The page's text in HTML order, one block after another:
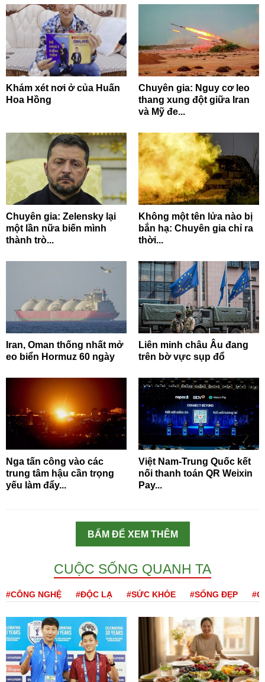
Khám xét nơi ở của Huấn
Hoa Hồng
Chuyên gia: Nguy cơ leo
thang xung đột giữa Iran
và Mỹ đe...
Chuyên gia: Zelensky lại
một lần nữa biến mình
thành trò...
Không một tên lửa nào bị
bắn hạ: Chuyên gia chỉ ra
thời...
Iran, Oman thống nhất mở
eo biển Hormuz 60 ngày
Liên minh châu Âu đang
trên bờ vực sụp đổ
Nga tấn công vào các
trung tâm hậu cần trọng
yếu làm đẩy...
Việt Nam-Trung Quốc kết
nối thanh toán QR Weixin
Pay...
BẤM ĐỂ XEM THÊM
CUỘC SỐNG QUANH TA
#CÔNG NGHỆ #ĐỘC LẠ #SỨC KHỎE #SỐNG ĐẸP